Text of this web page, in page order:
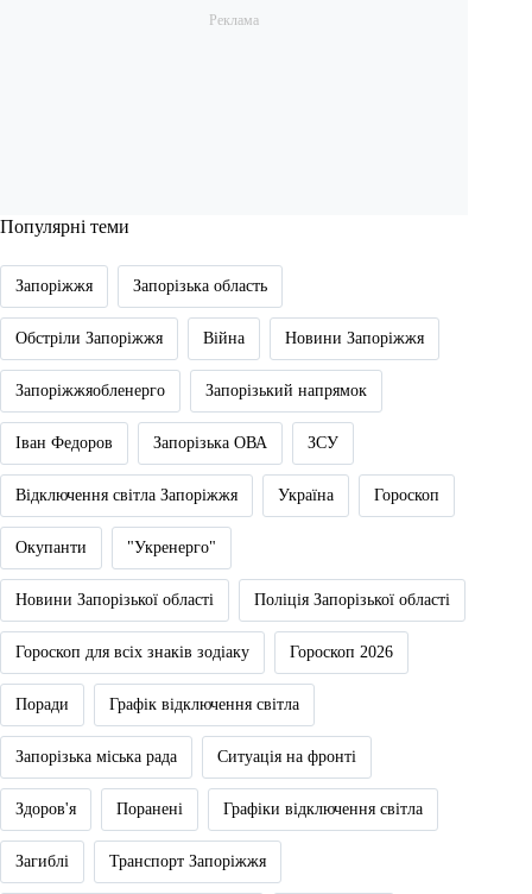
Популярні теми
Запоріжжя Запорізька область
Обстріли Запоріжжя Війна Новини Запоріжжя
Запоріжжяобленерго Запорізький напрямок
Іван Федоров Запорізька ОВА ЗСУ
Відключення світла Запоріжжя Україна Гороскоп
Окупанти "Укренерго"
Новини Запорізької області Поліція Запорізької області
Гороскоп для всіх знаків зодіаку Гороскоп 2026
Поради Графік відключення світла
Запорізька міська рада Ситуація на фронті
Здоров'я Поранені Графіки відключення світла
Загиблі Транспорт Запоріжжя